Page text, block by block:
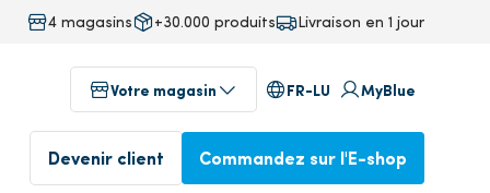
4 magasins +30.000 produits Livraison en 1 jour
Votre magasin FR-LU MyBlue
Devenir client Commandez sur l'E-shop